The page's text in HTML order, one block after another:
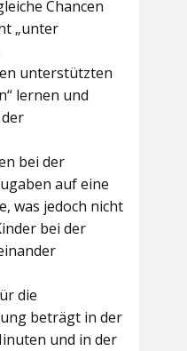
Chancen
„unter
unterstützten
lernen und
bei der
auf eine
was jedoch nicht
bei der
die
beträgt in der
und in der